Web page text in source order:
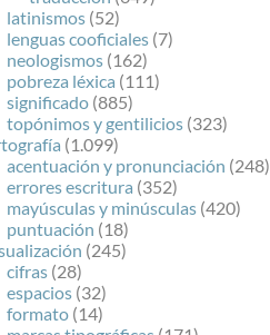
latinismos (52)
lenguas cooficiales (7)
neologismos (162)
pobreza léxica (111)
significado (885)
topónimos y gentilicios (323)
(1.099)
acentuación y pronunciación (248)
errores escritura (352)
mayúsculas y minúsculas (420)
puntuación (18)
(245)
cifras (28)
espacios (32)
formato (14)